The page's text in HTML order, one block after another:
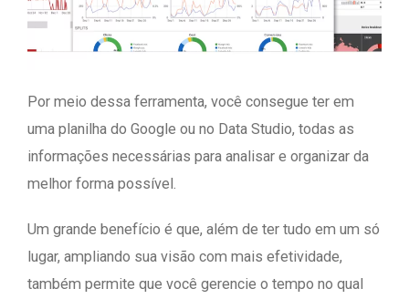
Por meio dessa ferramenta, você consegue ter em
uma planilha do Google ou no Data Studio, todas as
informações necessárias para analisar e organizar da
melhor forma possível.
Um grande benefício é que, além de ter tudo em um só
lugar, ampliando sua visão com mais efetividade,
também permite que você gerencie o tempo no qual